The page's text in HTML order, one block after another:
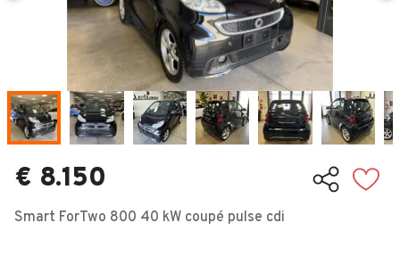
Moto
Veicoli Commerciali
Concessionari
€ 8.150
Smart ForTwo 800 40 kW coupé pulse cdi